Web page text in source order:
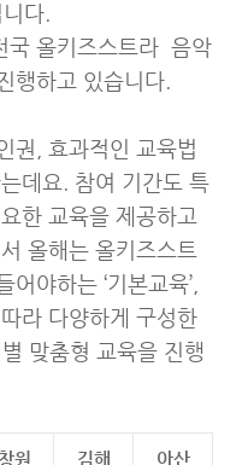
다.
국 올키즈스트라 음악
행하고 있습니다.
권, 효과적인 교육법
데요. 참여 기간도 특
한 교육을 제공하고
올해는 올키즈스트
야하는 ‘기본교육’,
라 다양하게 구성한
맞춤형 교육을 진행
창원 김해 아산